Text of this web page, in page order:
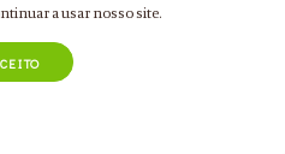
a usar nosso site.